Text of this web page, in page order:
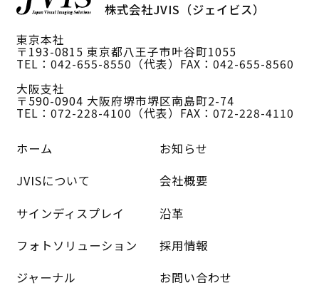
株式会社JVIS（ジェイビス）
東京本社
〒193-0815 東京都八王子市叶谷町1055
TEL：042-655-8550（代表） FAX：042-655-8560
大阪支社
〒590-0904 大阪府堺市堺区南島町2-74
TEL：072-228-4100（代表） FAX：072-228-4110
ホーム
お知らせ
JVISについて
会社概要
サインディスプレイ
沿革
フォトソリューション
採用情報
ジャーナル
お問い合わせ